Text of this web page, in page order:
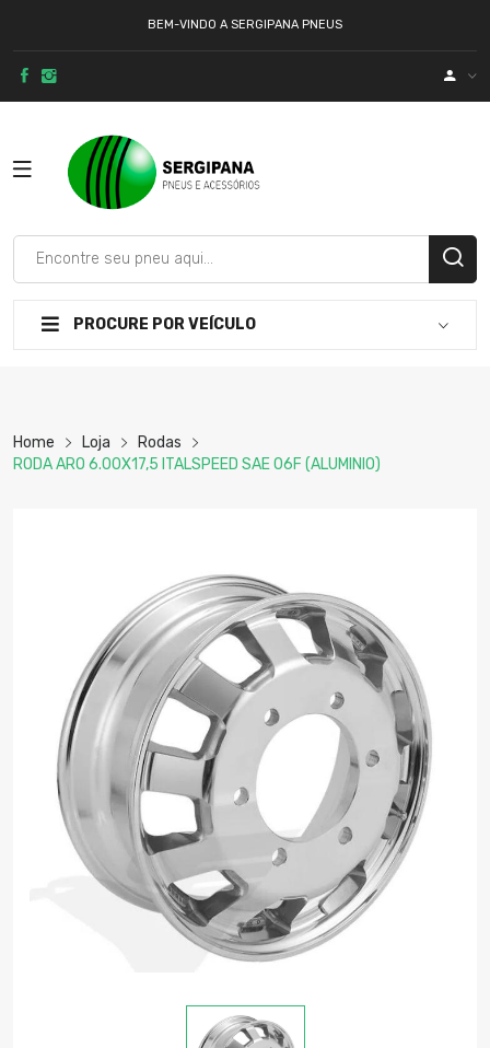
BEM-VINDO A SERGIPANA PNEUS
PROCURE POR VEÍCULO
Home Loja
Rodas
RODA ARO 6.00X17,5 ITALSPEED SAE 06F (ALUMINIO)